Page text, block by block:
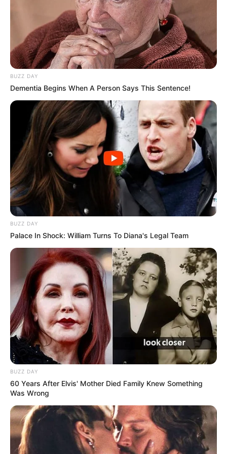
Participe do nosso grupo do
WhatsApp!
Fique informado em tempo real sobre as principais
notícias de Paraguaçu Paulista e região
Clique aqui para entrar no grupo
BUZZ DAY
Dementia Begins When A Person Says This Sentence!
BUZZ DAY
Palace In Shock: William Turns To Diana's Legal Team
BUZZ DAY
60 Years After Elvis' Mother Died Family Knew Something
Was Wrong